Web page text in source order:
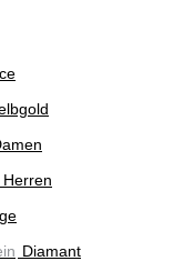
Herren
Diamant